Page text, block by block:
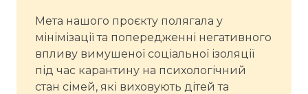
Мета нашого проєкту полягала у
мінімізації та попередженні негативного
впливу вимушеної соціальної ізоляції
під час карантину на психологічний
стан сімей, які виховують дітей та